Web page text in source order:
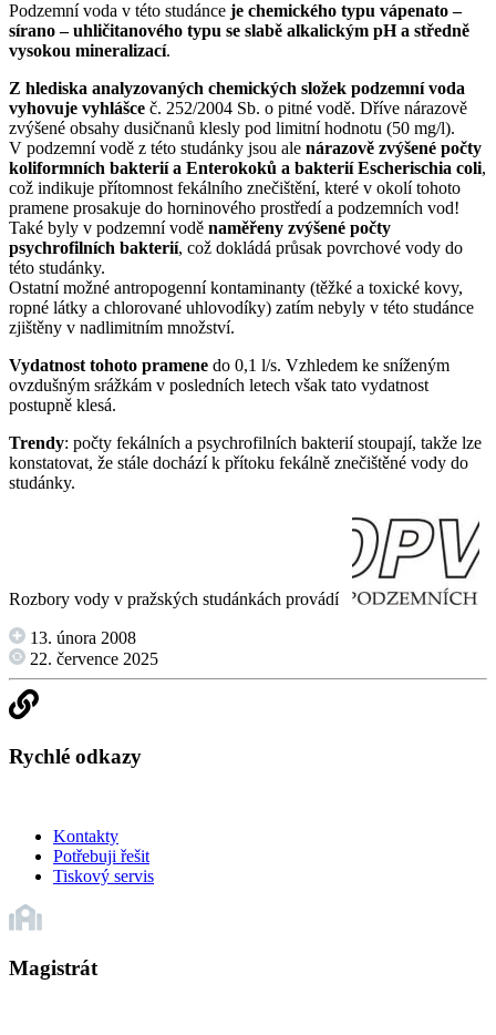
Podzemní voda v této studánce je chemického typu vápenato –
sírano – uhličitanového typu se slabě alkalickým pH a středně
vysokou mineralizací.
Z hlediska analyzovaných chemických složek podzemní voda
vyhovuje vyhlášce č. 252/2004 Sb. o pitné vodě. Dříve nárazově
zvýšené obsahy dusičnanů klesly pod limitní hodnotu (50 mg/l).
V podzemní vodě z této studánky jsou ale nárazově zvýšené počty
koliformních bakterií a Enterokoků a bakterií Escherischia coli,
což indikuje přítomnost fekálního znečištění, které v okolí tohoto
pramene prosakuje do horninového prostředí a podzemních vod!
Také byly v podzemní vodě naměřeny zvýšené počty
psychrofilních bakterií, což dokládá průsak povrchové vody do
této studánky.
Ostatní možné antropogenní kontaminanty (těžké a toxické kovy,
ropné látky a chlorované uhlovodíky) zatím nebyly v této studánce
zjištěny v nadlimitním množství.
Vydatnost tohoto pramene do 0,1 l/s. Vzhledem ke sníženým
ovzdušným srážkám v posledních letech však tato vydatnost
postupně klesá.
Trendy: počty fekálních a psychrofilních bakterií stoupají, takže lze
konstatovat, že stále dochází k přítoku fekálně znečištěné vody do
studánky.
Rozbory vody v pražských studánkách provádí
13. února 2008
22. července 2025
Rychlé odkazy
Kontakty
Potřebuji řešit
Tiskový servis
Magistrát